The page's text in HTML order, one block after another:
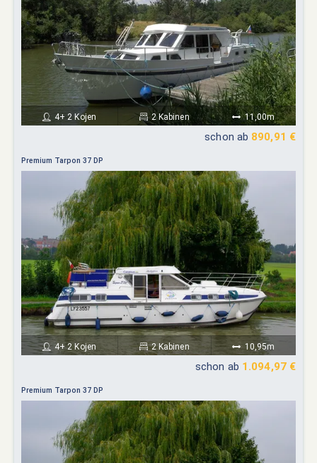
4+ 2 Kojen 2 Kabinen 11,00m
schon ab 890,91 €
Premium Tarpon 37 DP
4+ 2 Kojen 2 Kabinen 10,95m
schon ab 1.094,97 €
Premium Tarpon 37 DP